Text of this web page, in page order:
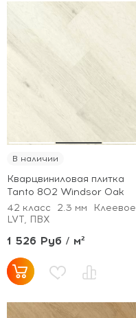
В наличии
Кварцвиниловая плитка
Tanto 802 Windsor Oak
42 класс
2.3 мм
Клеевое
LVT, ПВХ
1 526 Руб / м²